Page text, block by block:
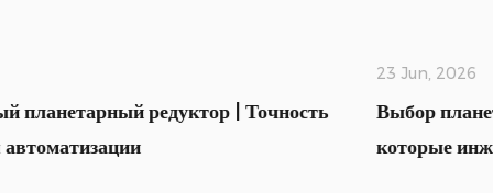
Выбор планетарного редуктора: 5 параметров,
которые инженеры должны правильно понять